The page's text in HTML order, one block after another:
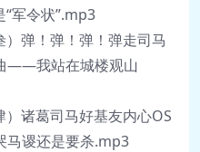
军令状”.mp3
弹！弹！弹！弹走司马
——我站在城楼观山
诸葛司马好基友内心OS
马谡还是要杀.mp3